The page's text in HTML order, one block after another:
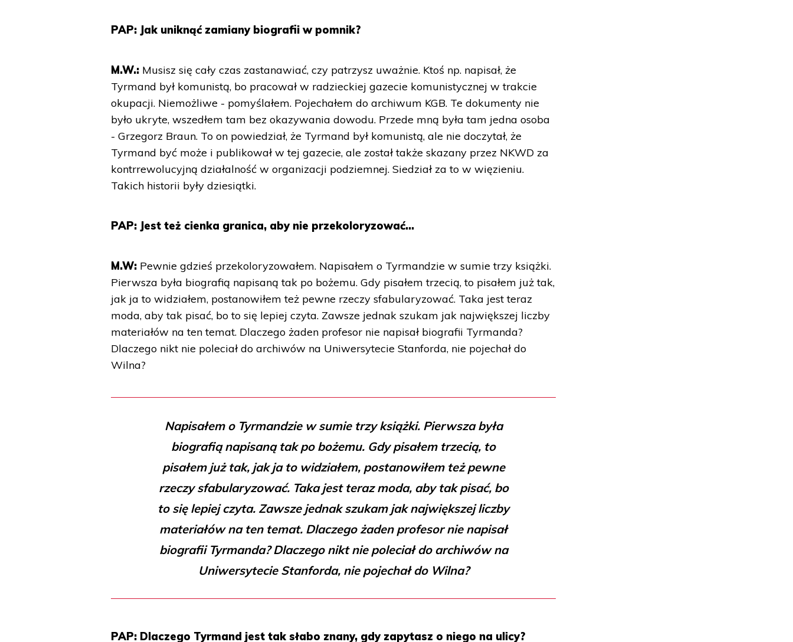
PAP: Jak uniknąć zamiany biografii w pomnik?
M.W.: Musisz się cały czas zastanawiać, czy patrzysz uważnie. Ktoś np. napisał, że
Tyrmand był komunistą, bo pracował w radzieckiej gazecie komunistycznej w trakcie
okupacji. Niemożliwe - pomyślałem. Pojechałem do archiwum KGB. Te dokumenty nie
było ukryte, wszedłem tam bez okazywania dowodu. Przede mną była tam jedna osoba
- Grzegorz Braun. To on powiedział, że Tyrmand był komunistą, ale nie doczytał, że
Tyrmand być może i publikował w tej gazecie, ale został także skazany przez NKWD za
kontrrewolucyjną działalność w organizacji podziemnej. Siedział za to w więzieniu.
Takich historii były dziesiątki.
PAP: Jest też cienka granica, aby nie przekoloryzować...
M.W: Pewnie gdzieś przekoloryzowałem. Napisałem o Tyrmandzie w sumie trzy książki.
Pierwsza była biografią napisaną tak po bożemu. Gdy pisałem trzecią, to pisałem już tak,
jak ja to widziałem, postanowiłem też pewne rzeczy sfabularyzować. Taka jest teraz
moda, aby tak pisać, bo to się lepiej czyta. Zawsze jednak szukam jak największej liczby
materiałów na ten temat. Dlaczego żaden profesor nie napisał biografii Tyrmanda?
Dlaczego nikt nie poleciał do archiwów na Uniwersytecie Stanforda, nie pojechał do
Wilna?
Napisałem o Tyrmandzie w sumie trzy książki. Pierwsza była
biografią napisaną tak po bożemu. Gdy pisałem trzecią, to
pisałem już tak, jak ja to widziałem, postanowiłem też pewne
rzeczy sfabularyzować. Taka jest teraz moda, aby tak pisać, bo
to się lepiej czyta. Zawsze jednak szukam jak największej liczby
materiałów na ten temat. Dlaczego żaden profesor nie napisał
biografii Tyrmanda? Dlaczego nikt nie poleciał do archiwów na
Uniwersytecie Stanforda, nie pojechał do Wilna?
PAP: Dlaczego Tyrmand jest tak słabo znany, gdy zapytasz o niego na ulicy?